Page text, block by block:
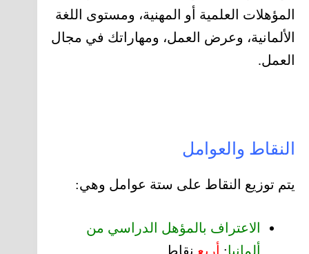
المؤهلات العلمية أو المهنية، ومستوى اللغة
الألمانية، وعرض العمل، ومهاراتك في مجال
العمل.
النقاط والعوامل
يتم توزيع النقاط على ستة عوامل وهي:
الاعتراف بالمؤهل الدراسي من
ألمانيا: أربع نقاط